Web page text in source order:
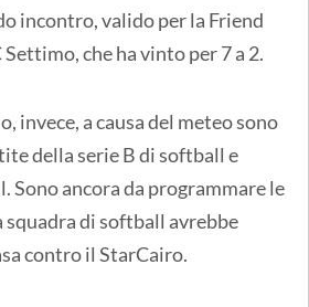
incontro, valido per la Friend
che ha vinto per 7 a 2.
invece, a causa del meteo sono
della serie B di softball e
Sono ancora da programmare le
squadra di softball avrebbe
contro il StarCairo.